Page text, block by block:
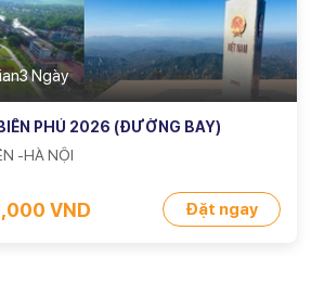
3 Ngày
PHỦ 2026 (ĐƯỜNG BAY)
-HÀ NỘI
VND Đặt ngay